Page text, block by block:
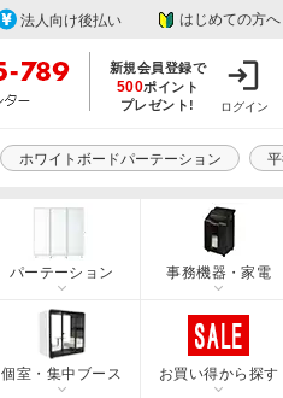
法人向け後払い はじめての方へ
新規会員登録で
500ポイント
プレゼント!
ログイン
ホワイトボードパーテーション
パーテーション 事務機器・家電
個室・集中ブース
お買い得から探す